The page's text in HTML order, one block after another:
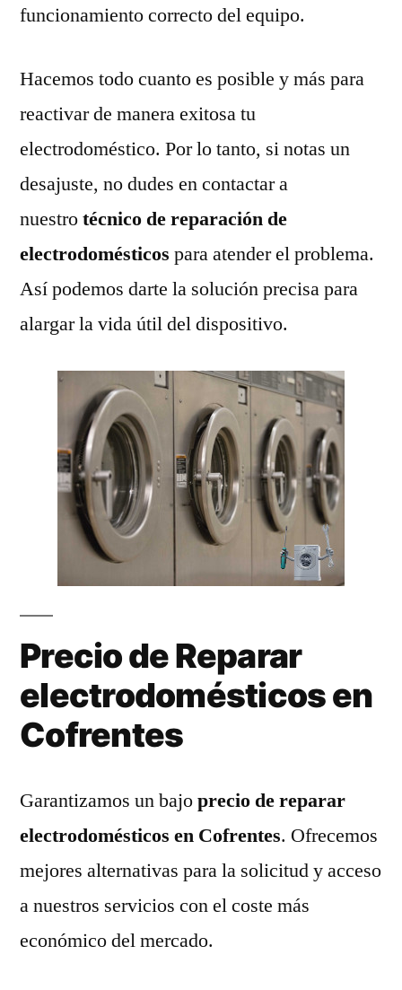
funcionamiento correcto del equipo.
Hacemos todo cuanto es posible y más para
reactivar de manera exitosa tu
electrodoméstico. Por lo tanto, si notas un
desajuste, no dudes en contactar a
nuestrotécnico de reparación de
electrodomésticos para atender el problema.
Así podemos darte la solución precisa para
alargar la vida útil del dispositivo.
Precio de Reparar
electrodomésticos en
Cofrentes
Garantizamos un bajoprecio de reparar
electrodomésticos en Cofrentes. Ofrecemos
mejores alternativas para la solicitud y acceso
a nuestros servicios con el coste más
económico del mercado.